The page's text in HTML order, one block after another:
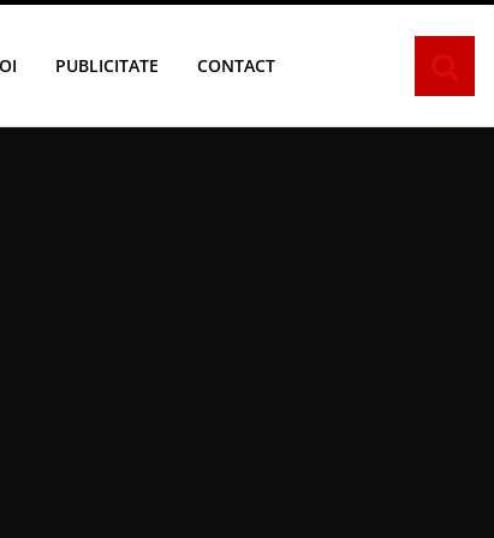
PUBLICITATE CONTACT